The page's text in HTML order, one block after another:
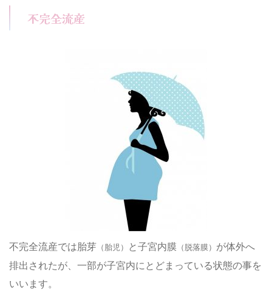
不完全流産
不完全流産では胎芽 （胎児） と子宮内膜 （脱落膜） が体外へ
排出されたが、一部が子宮内にとどまっている状態の事を
いいます。